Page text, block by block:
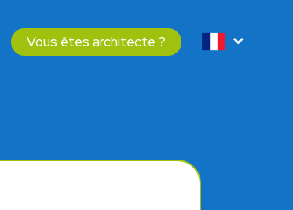
Vous êtes architecte ?